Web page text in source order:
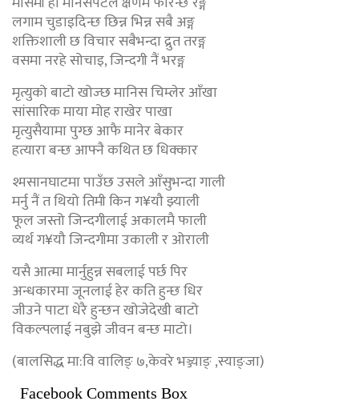
लगाम चुडाइदिन्छ छिन्न भिन्न सबै अङ्ग
शक्तिशाली छ विचार सबैभन्दा द्रुत तरङ्ग
वसमा नरहे सोचाइ, जिन्दगी नैं भरङ्ग
मृत्युको बाटो खोज्छ मानिस चिम्लेर आँखा
सांसारिक माया मोह राखेर पाखा
मृत्युसैयामा पुग्छ आफै मानेर बेकार
हत्यारा बन्छ आफ्नै कथित छ धिक्कार
श्मसानघाटमा पाउँछ उसले आँसुभन्दा गाली
मर्नु नैं त थियो तिमी किन ग¥यौ झ्याली
फूल जस्तो जिन्दगीलाई अकालमै फाली
व्यर्थ ग¥यौ जिन्दगीमा उकाली र ओराली
यसै आत्मा मार्नुहुन्न सबलाई पर्छ पिर
अन्धकारमा जूनलाई हेर कति हुन्छ धिर
जीउने पाटा धेरै हुन्छन खोजेदेखी बाटो
विकल्पलाई नबुझे जीवन बन्छ माटो।
(बालसिद्ध मा:वि वालिङ् ७,केवरे भञ्ज्याङ् ,स्याङ्जा)
Facebook Comments Box